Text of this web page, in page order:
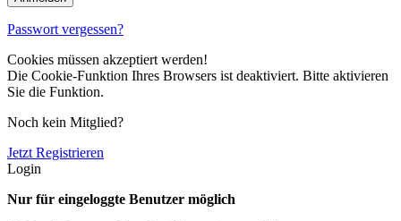
Passwort vergessen?
Cookies müssen akzeptiert werden!
Die Cookie-Funktion Ihres Browsers ist deaktiviert. Bitte aktivieren
Sie die Funktion.
Noch kein Mitglied?
Jetzt Registrieren
Login
Nur für eingeloggte Benutzer möglich